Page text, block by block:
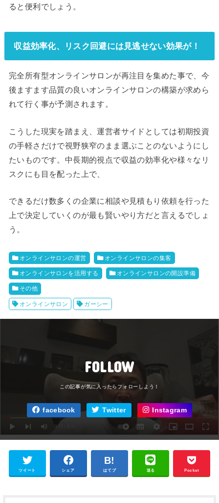
ると便利でしょう。
収益効率化、リスク回避には見逃せない効果が！
完全所有型オンラインサロンが再注目を集めた事で、今
後ますます品質の良いオンラインサロンの構築が求めら
れて行く事が予測されます。
こうした現実を踏まえ、運営者サイドとしては初期投資
の手軽さだけで視野狭窄のまま選ぶことのないようにし
たいものです。中長期的視点で収益の効率化や様々なリ
スクにも目を配った上で、
できるだけ数多くの企業に相談や見積もり依頼を行った
上で決定していくのが最も賢いやり方だと言えるでしょ
う。
オンラインサロンの運営 オンラインサロンの集客
オンラインサロンを活用する オンラインサロンの開設準備
その他
オンラインサロン ガーシー
FOLLOW
facebook Twitter Instagram
ツイート シェア はてブ 送る Pocket